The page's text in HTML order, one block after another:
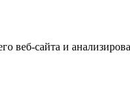
веб-сайта и